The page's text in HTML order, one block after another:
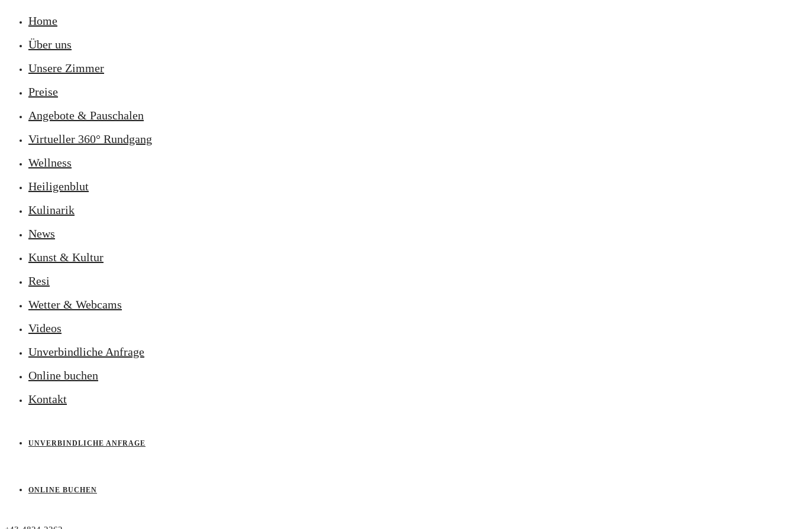
Home
Über uns
Unsere Zimmer
Preise
Angebote & Pauschalen
Virtueller 360° Rundgang
Wellness
Heiligenblut
Kulinarik
News
Kunst & Kultur
Resi
Wetter & Webcams
Videos
Unverbindliche Anfrage
Online buchen
Kontakt
UNVERBINDLICHE ANFRAGE
ONLINE BUCHEN